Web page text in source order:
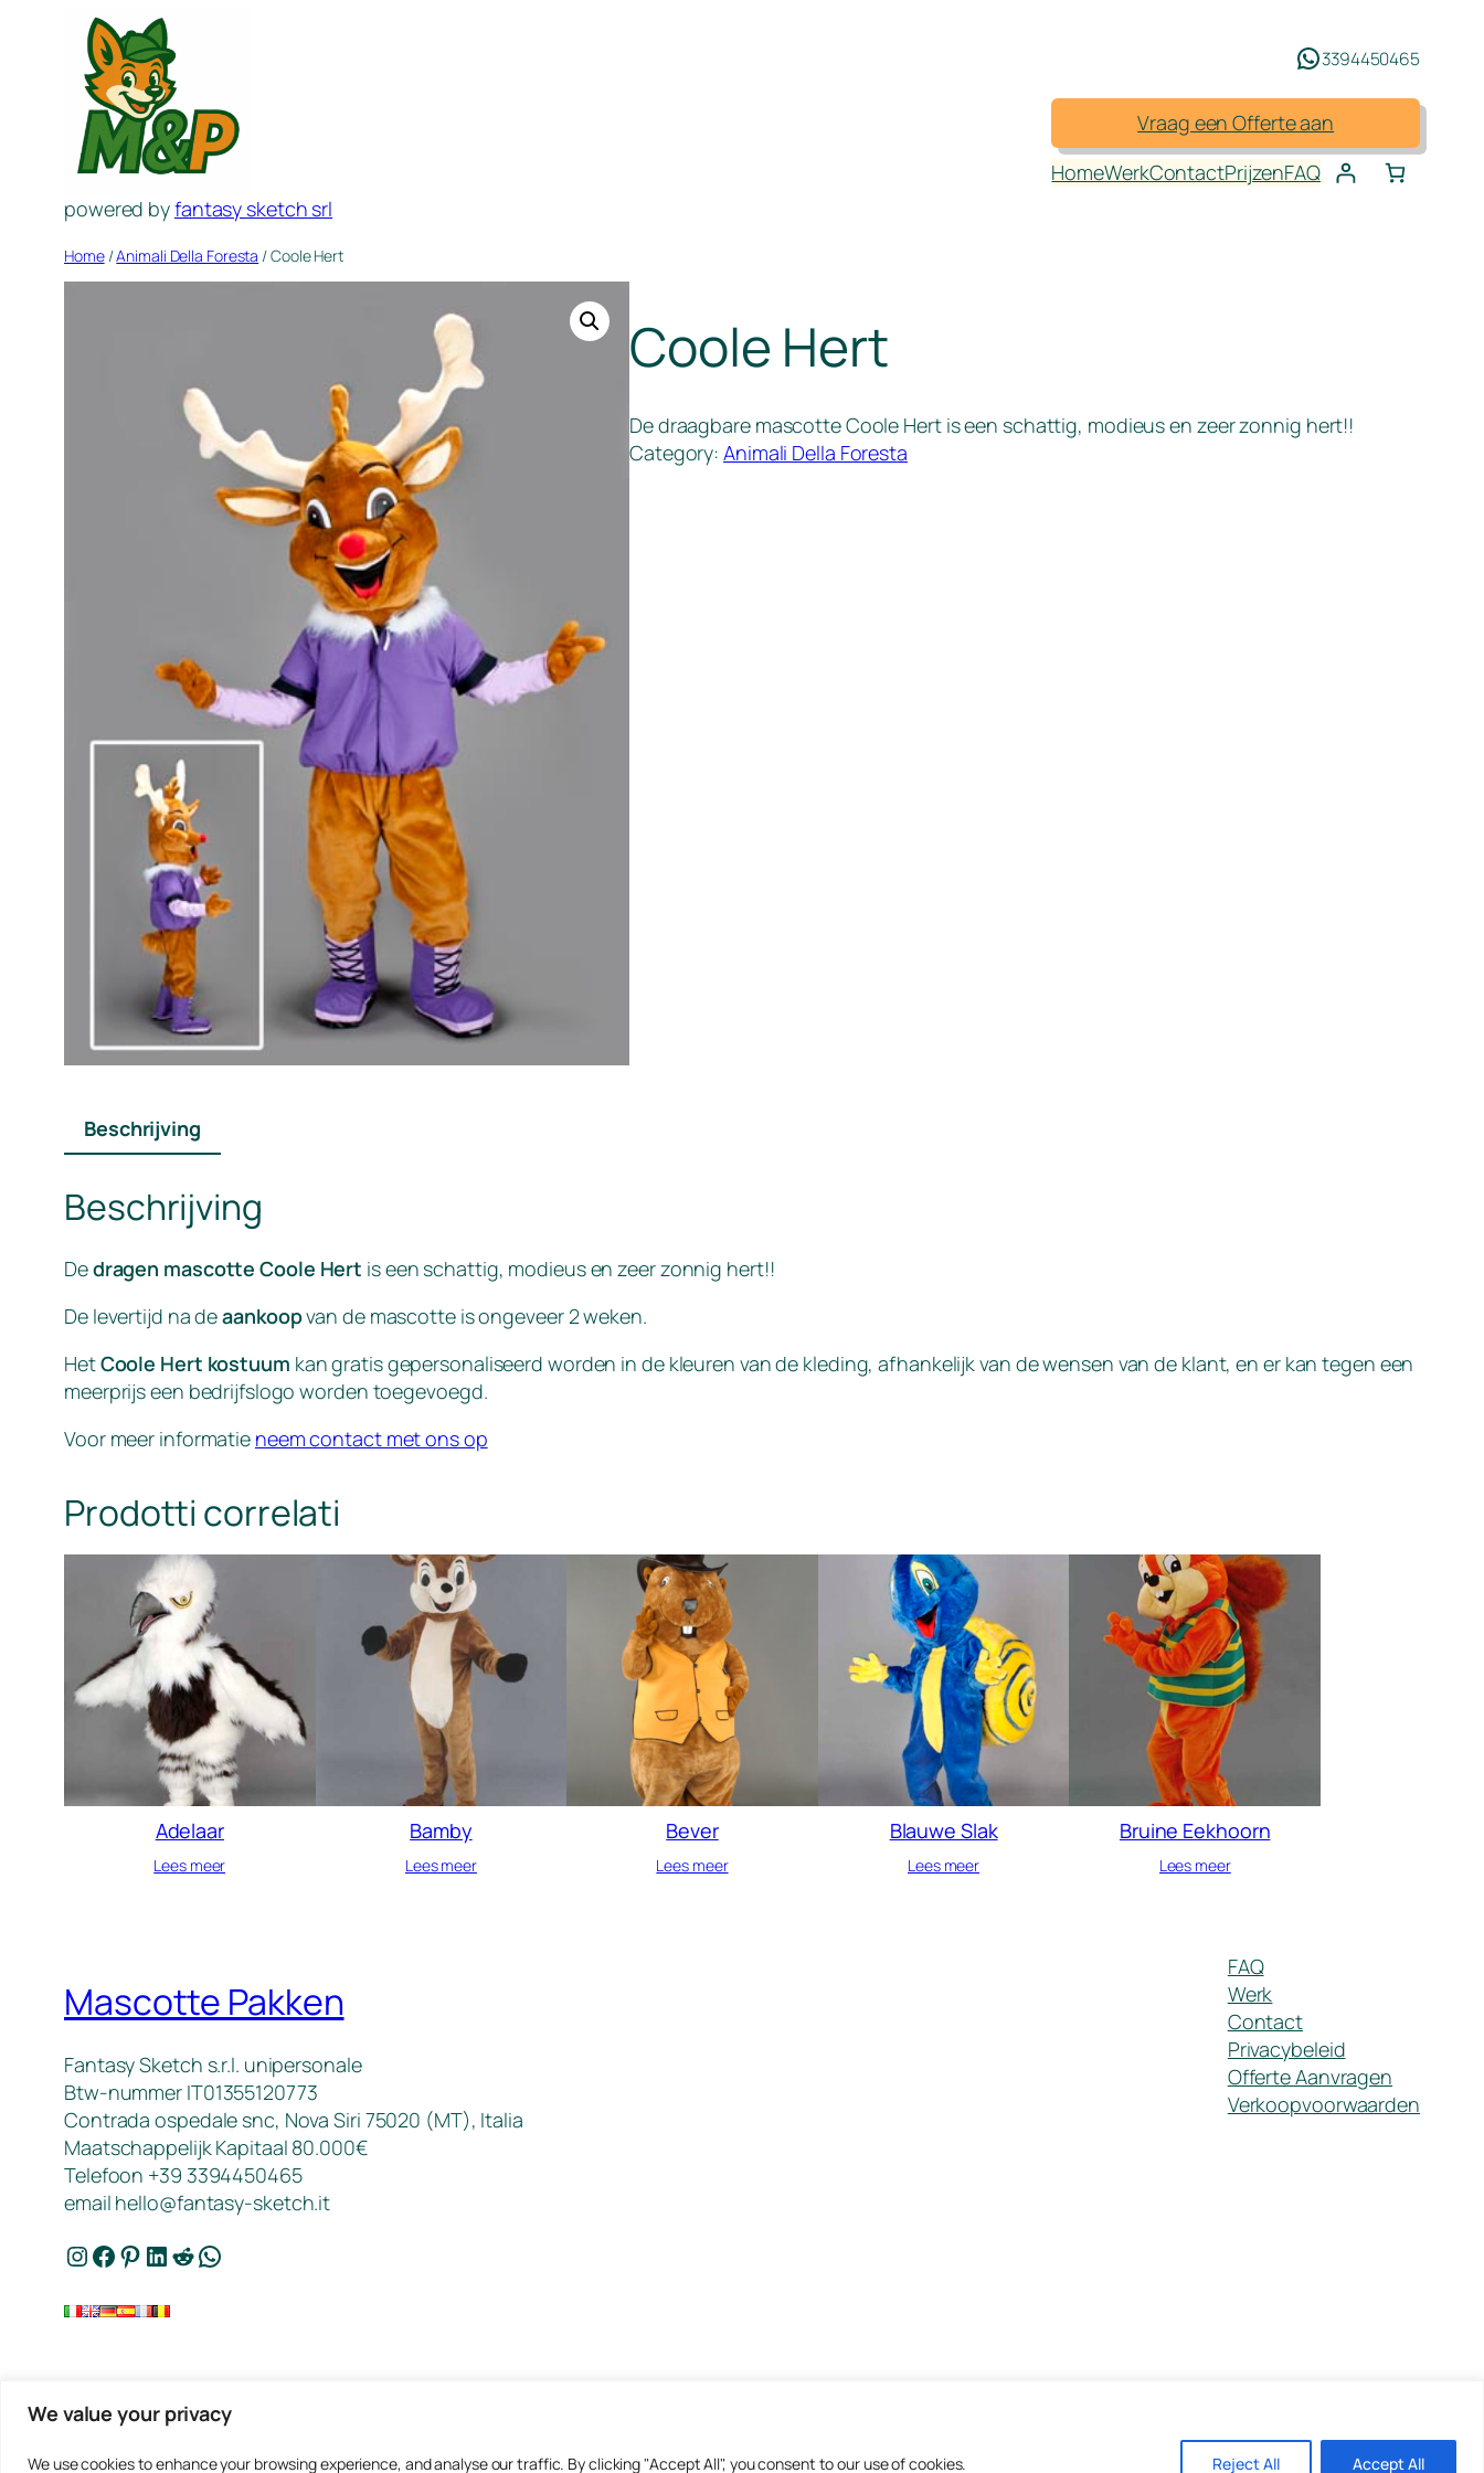
We value your privacy
We use cookies to enhance your browsing experience, and analyse our traffic. By clicking "Accept All", you consent to our use of cookies. Reject All Accept All
powered byfantasy sketch srl
3394450465
Vraag een Offerte aan
HomeWerkContactPrijzenFAQ
Home/Animali Della Foresta / Coole Hert
Coole Hert
De draagbare mascotte Coole Hert is een schattig, modieus en zeer zonnig hert!!
Category:Animali Della Foresta
Beschrijving
Beschrijving
Dedragen mascotte Coole Hert is een schattig, modieus en zeer zonnig hert!!
De levertijd na deaankoopvan de mascotte is ongeveer 2 weken.
HetCoole Hert kostuum kan gratis gepersonaliseerd worden in de kleuren van de kleding, afhankelijk van de wensen van de klant, en er kan tegen een
meerprijs een bedrijfslogo worden toegevoegd.
Voor meer informatie neem contact met ons op
Prodotti correlati
Adelaar
Lees meer
Bamby
Lees meer
Bever
Lees meer
Blauwe Slak
Lees meer
Bruine Eekhoorn
Lees meer
Mascotte Pakken
Fantasy Sketch s.r.l. unipersonale
Btw-nummer IT01355120773
Contrada ospedale snc, Nova Siri 75020 (MT), Italia
Maatschappelijk Kapitaal 80.000€
Telefoon +39 3394450465
email hello@fantasy-sketch.it
Instagram Facebook Pinterest LinkedIn Reddit WhatsApp
FAQ
Werk
Contact
Privacybeleid
Offerte Aanvragen
Verkoopvoorwaarden